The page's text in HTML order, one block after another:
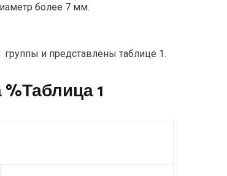
более 7 мм.
и представлены таблице 1.
1